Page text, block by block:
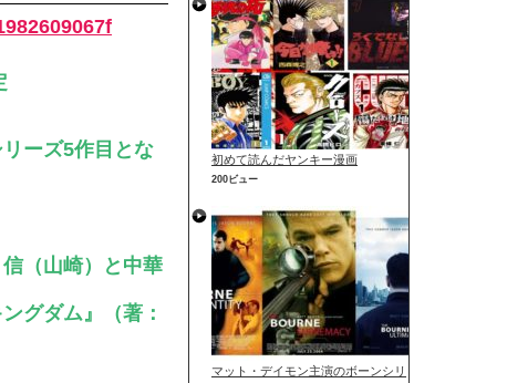
ーズ5作目とな
（山崎）と中華
グダム』（著：
初めて読んだヤンキー漫画
200ビュー
マット・デイモン主演のボーンシリ